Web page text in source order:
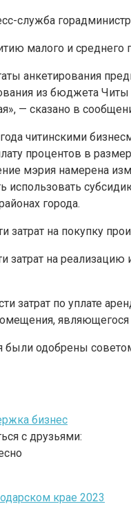
служба
малого и среднего
анкетирования
из бюджета Читы
— сказано в
читинскими
процентов в
мэрия намерена
использовать
города.
затрат на покупку
затрат на
затрат по уплате
одобрены
бизнес
с друзьями:
крае 2023